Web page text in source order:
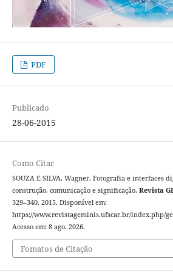
PDF
Publicado
28-06-2015
Como Citar
SOUZA E SILVA, Wagner. Fotografia e interfaces
construção, comunicação e significação. Revista
329–340, 2015. Disponível em:
https://www.revistageminis.ufscar.br/index.php/
Acesso em: 8 ago. 2026.
Fomatos de Citação